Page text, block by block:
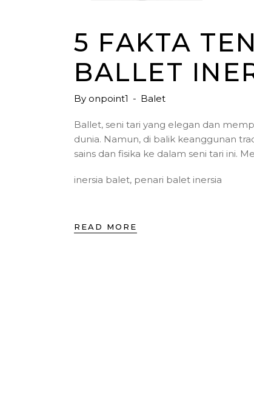
5 FAKTA
BALLET
By onpoint1 Balet
Ballet, seni tari yang elegan dan
dunia. Namun, di balik keanggunan
sains dan fisika ke dalam seni tari ini.
inersia balet, penari balet inersia
READ MORE